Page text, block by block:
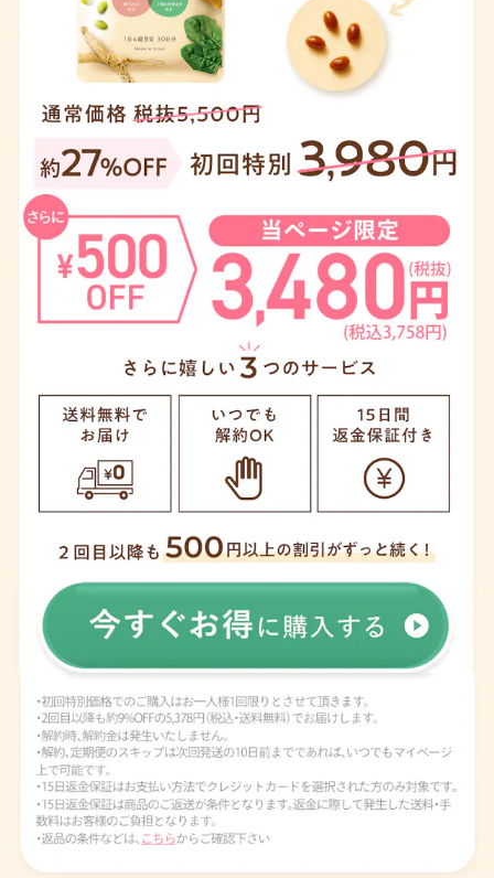
𐄮𐄮𐄮𐄮𐄮𐄮𐄮𐄮𐄮𐄮𐄮𐄮𐄮𐄮
𐄮𐄮𐄮 #2022年生まれ #2022b
aby #11月生まれ #erinaz_baby
#生後4ヶ月 もうすぐ #生後5ヶ
年生まれ #ベビスタグラム #マ
の子ベビー #赤ちゃんのいる暮
らし #赤ちゃんのいる生活
てみたり。 ⁡ ⁡ PRって形だったけ
どいい物に出会えたなって 思っ
ているのでちゃんと皆んなにオ
ススメできます🔥 ⁡ ⁡ 気になった
ー！って人はプロフィールの ハ
クしてみてね🙌🏻 －－－－－－
－－－－－－－－－－－－－－ ⁡
⁡ 初回半額で購入できます♩
定期初回4.298円税込 ・2回
目〜38%OFF！！ ⁡ 更に1.000円
OFFクーポンもあるので 購入す
る時は是非使って下さい😆 ⁡
【🉐クーポンコード → nomima
ma 🉐】 ・クーポン使用で3.2
98円税込 ⁡ クレジットカードで
購入した場合は 15日間返金保証
－－－－－－－－－－－－－－
－－－ ⁡ ▹ nomi.mama はこんな
🫰🏻週6ワンオペ 🫰🏻0歳児の育
児を発信 🫰🏻出産準備やプレマ
マ向け情報を発信 🫰🏻ストーリ
ー、いいね、コメント喜びます
－－－－－－－－ ⁡ #プレママ#
プレママさんと繋がりたい#初
マタ #新米ママ#新米ママと繋が
りたい#臨月 #妊婦#ぷんにーら
生児#令和4年ベビー#令和5年ベ
ビー #0歳児#0歳児ママ#ワンオ
ペ#産後ママ#産後 #産後サプリ
maco #産後サプリママコ#pr